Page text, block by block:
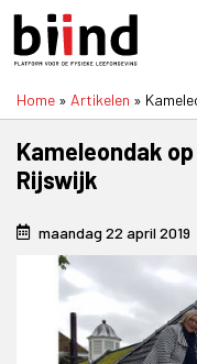
Overslaan
naar
inhoud
Home Artikelen
Kameleondak
Rijswijk
maandag 22 april 2019